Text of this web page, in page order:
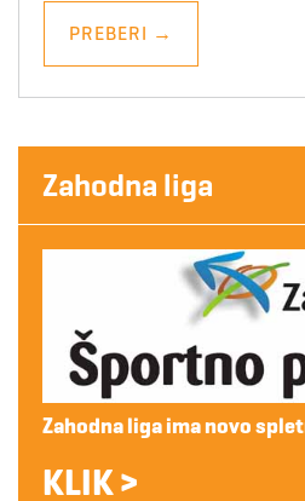
PREBERI →
Zahodna liga
Zahodna liga ima novo
KLIK >